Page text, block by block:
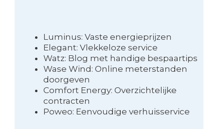
Luminus: Vaste energieprijzen
Elegant: Vlekkeloze service
Watz: Blog met handige bespaartips
Wase Wind: Online meterstanden
doorgeven
Comfort Energy: Overzichtelijke
contracten
Poweo: Eenvoudige verhuisservice